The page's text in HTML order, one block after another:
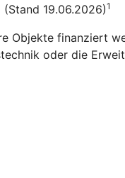
19.06.2026)1
Objekte finanziert
oder die